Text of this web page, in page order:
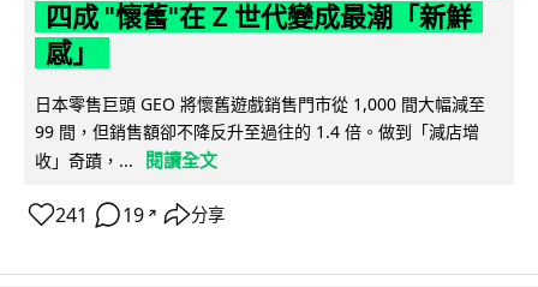
四成 "懷舊"在 Z 世代變成最潮「新鮮
感」
日本零售巨頭 GEO 將懷舊遊戲銷售門市從 1,000 間大幅減至
99 間，但銷售額卻不降反升至過往的 1.4 倍。做到「減店增
收」奇蹟，...
閱讀全文
241 19 ↗ 分享